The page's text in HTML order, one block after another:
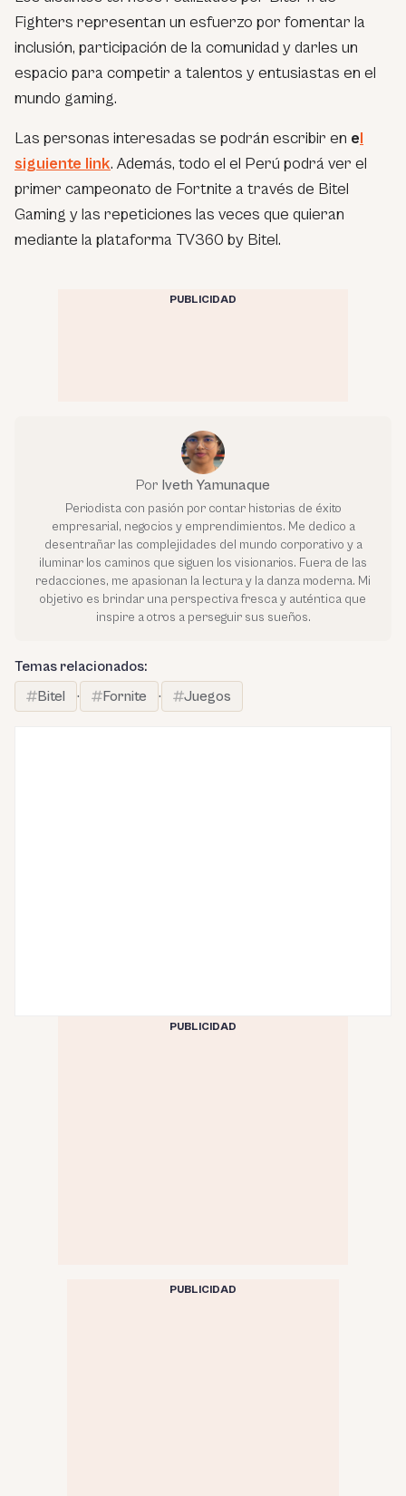
Fighters representan un esfuerzo por fomentar la
inclusión, participación de la comunidad y darles un
espacio para competir a talentos y entusiastas en el
mundo gaming.
Las personas interesadas se podrán escribir en el
siguiente link. Además, todo el el Perú podrá ver el
primer campeonato de Fortnite a través de Bitel
Gaming y las repeticiones las veces que quieran
mediante la plataforma TV360 by Bitel.
PUBLICIDAD
Por Iveth Yamunaque
Periodista con pasión por contar historias de éxito
empresarial, negocios y emprendimientos. Me dedico a
desentrañar las complejidades del mundo corporativo y a
iluminar los caminos que siguen los visionarios. Fuera de las
redacciones, me apasionan la lectura y la danza moderna. Mi
objetivo es brindar una perspectiva fresca y auténtica que
inspire a otros a perseguir sus sueños.
Temas relacionados:
Bitel
· Fornite · Juegos
PUBLICIDAD
PUBLICIDAD